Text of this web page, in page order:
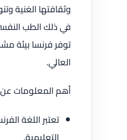
وثقافتها الغنية
في ذلك الطب
توفر فرنسا بيئة
العالي.
أهم المعلومات عن
تعتبر اللغة